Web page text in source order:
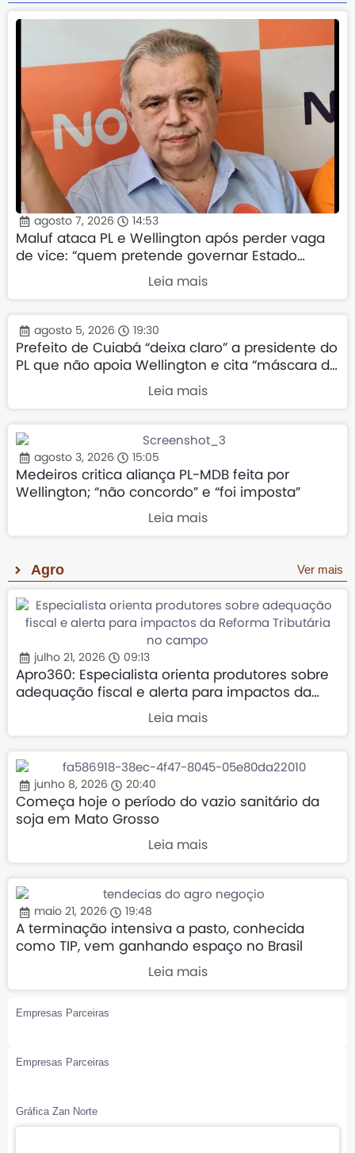
agosto 7, 2026 14:53
Maluf ataca PL e Wellington após perder vaga
de vice: “quem pretende governar Estado
precisa demonstrar que sua palavra tem valor”
Leia mais
agosto 5, 2026 19:30
Prefeito de Cuiabá “deixa claro” a presidente do
PL que não apoia Wellington e cita “máscara da
Leia mais
agosto 3, 2026 15:05
Medeiros critica aliança PL-MDB feita por
Wellington; “não concordo” e “foi imposta”
Leia mais
Agro Ver mais
julho 21, 2026 09:13
Apro360: Especialista orienta produtores sobre
adequação fiscal e alerta para impactos da
Reforma Tributária no campo
Leia mais
junho 8, 2026 20:40
Começa hoje o período do vazio sanitário da
soja em Mato Grosso
Leia mais
maio 21, 2026 19:48
A terminação intensiva a pasto, conhecida
como TIP, vem ganhando espaço no Brasil
Leia mais
Empresas Parceiras
Empresas Parceiras
Gráfica Zan Norte